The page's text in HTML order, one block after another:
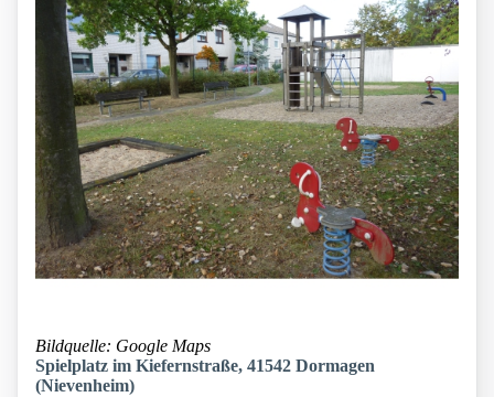
Bildquelle: Google Maps
Spielplatz im Kiefernstraße, 41542 Dormagen
(Nievenheim)